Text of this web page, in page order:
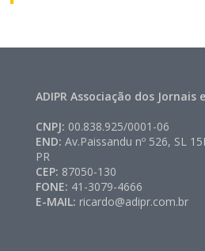
ADIPR Associação dos Jornais
CNPJ: 00.838.925/0001-06
END:Av.Paissandu nº 526, SL
PR
CEP: 87050-130
FONE: 41-3079-4666
E-MAIL: ricardo@adipr.com.br